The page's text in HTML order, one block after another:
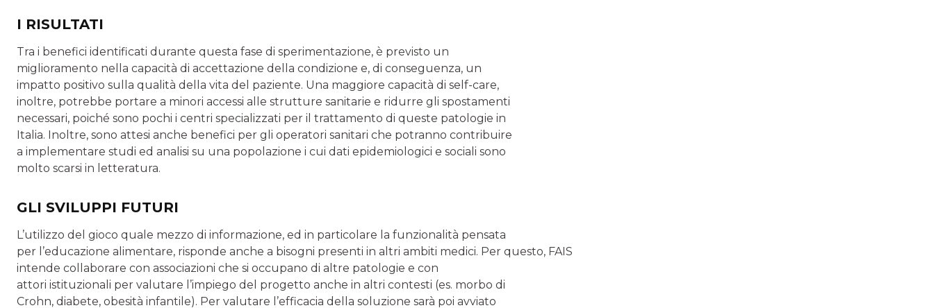
I RISULTATI
Tra i benefici identificati durante questa fase di sperimentazione, è previsto un
miglioramento nella capacità di accettazione della condizione e, di conseguenza, un
impatto positivo sulla qualità della vita del paziente. Una maggiore capacità di self-care,
inoltre, potrebbe portare a minori accessi alle strutture sanitarie e ridurre gli spostamenti
necessari, poiché sono pochi i centri specializzati per il trattamento di queste patologie in
Italia. Inoltre, sono attesi anche benefici per gli operatori sanitari che potranno contribuire
a implementare studi ed analisi su una popolazione i cui dati epidemiologici e sociali sono
molto scarsi in letteratura.
GLI SVILUPPI FUTURI
L’utilizzo del gioco quale mezzo di informazione, ed in particolare la funzionalità pensata
per l’educazione alimentare, risponde anche a bisogni presenti in altri ambiti medici. Per questo, FAIS
intende collaborare con associazioni che si occupano di altre patologie e con
attori istituzionali per valutare l’impiego del progetto anche in altri contesti (es. morbo di
Crohn, diabete, obesità infantile). Per valutare l’efficacia della soluzione sarà poi avviato